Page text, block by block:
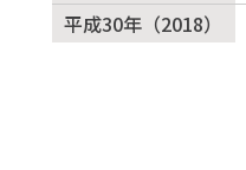
平成30年（2018）